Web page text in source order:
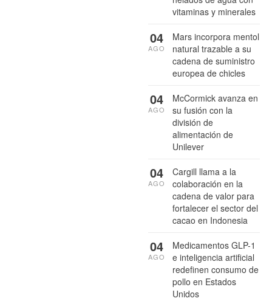
vitaminas y minerales
Mars incorpora mentol
natural trazable a su
cadena de suministro
europea de chicles
04
AGO
McCormick avanza en
su fusión con la
división de
alimentación de
Unilever
04
AGO
Cargill llama a la
colaboración en la
cadena de valor para
fortalecer el sector del
cacao en Indonesia
04
AGO
Medicamentos GLP-1
e inteligencia artificial
redefinen consumo de
pollo en Estados
Unidos
04
AGO